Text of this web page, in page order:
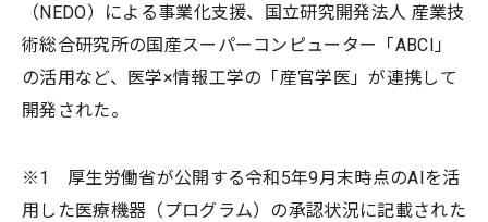
（NEDO）による事業化支援、国立研究開発法人 産業技
術総合研究所の国産スーパーコンピューター「ABCI」
の活用など、医学×情報工学の「産官学医」が連携して
開発された。
※1 厚生労働省が公開する令和5年9月末時点のAIを活
用した医療機器（プログラム）の承認状況に記載された